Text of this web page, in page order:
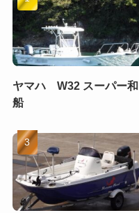
ヤマハ W32 スーパー和
船